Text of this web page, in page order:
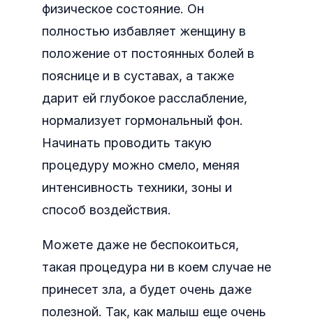
физическое состояние. Он
полностью избавляет женщину в
положение от постоянных болей в
пояснице и в суставах, а также
дарит ей глубокое расслабление,
нормализует гормональный фон.
Начинать проводить такую
процедуру можно смело, меняя
интенсивность техники, зоны и
способ воздействия.
Можете даже не беспокоиться,
такая процедура ни в коем случае не
принесет зла, а будет очень даже
полезной. Так, как малыш еще очень